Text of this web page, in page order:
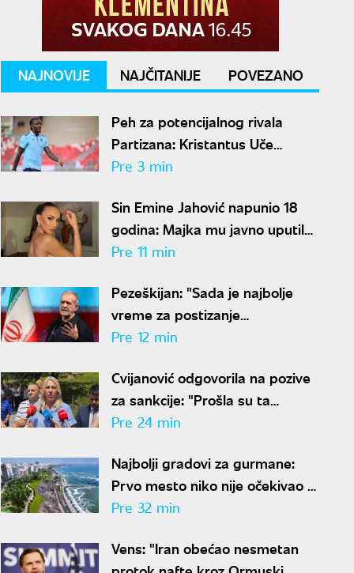
NAJNOVIJE NAJČITANIJE POVEZANO
Peh za potencijalnog rivala
Partizana: Kristantus Uče
propustiće celu sezonu zbog
Pre 3 min
Sin Emine Jahović napunio 18
godina: Majka mu javno uputila
čestitku o kojoj se priča
Pre 11 min
Pezeškijan: "Sada je najbolje
vreme za postizanje
sporazuma"
Pre 12 min
Cvijanović odgovorila na pozive
za sankcije: "Prošla su ta
vremena"
Pre 24 min
Najbolji gradovi za gurmane:
Prvo mesto niko nije očekivao -
ovde nećete ostati gladni
Pre 32 min
Vens: "Iran obećao nesmetan